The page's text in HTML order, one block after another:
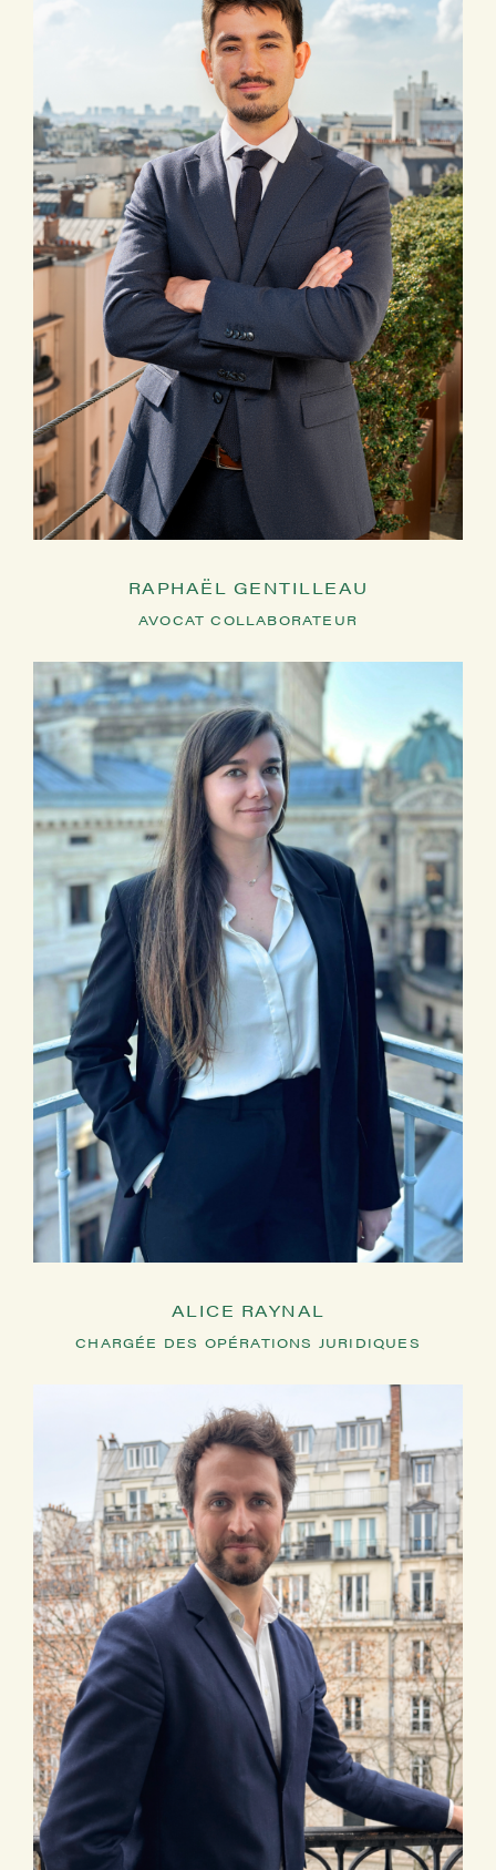
RAPHAËL GENTILLEAU
AVOCAT COLLABORATEUR
ALICE RAYNAL
CHARGÉE DES OPÉRATIONS JURIDIQUES